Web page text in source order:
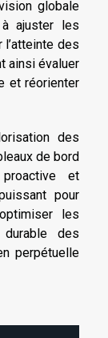
globale
ajuster les
l’atteinte des
ainsi évaluer
et réorienter
des
de bord
et
pour
les
des
perpétuelle